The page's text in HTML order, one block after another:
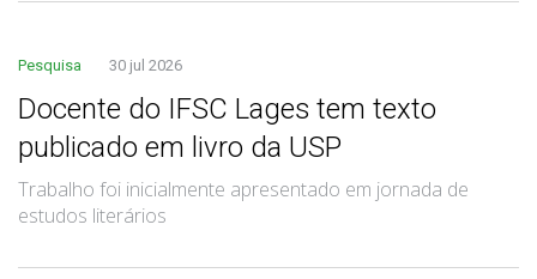
Pesquisa 30 jul 2026
Docente do IFSC Lages tem texto
publicado em livro da USP
Trabalho foi inicialmente apresentado em jornada de
estudos literários